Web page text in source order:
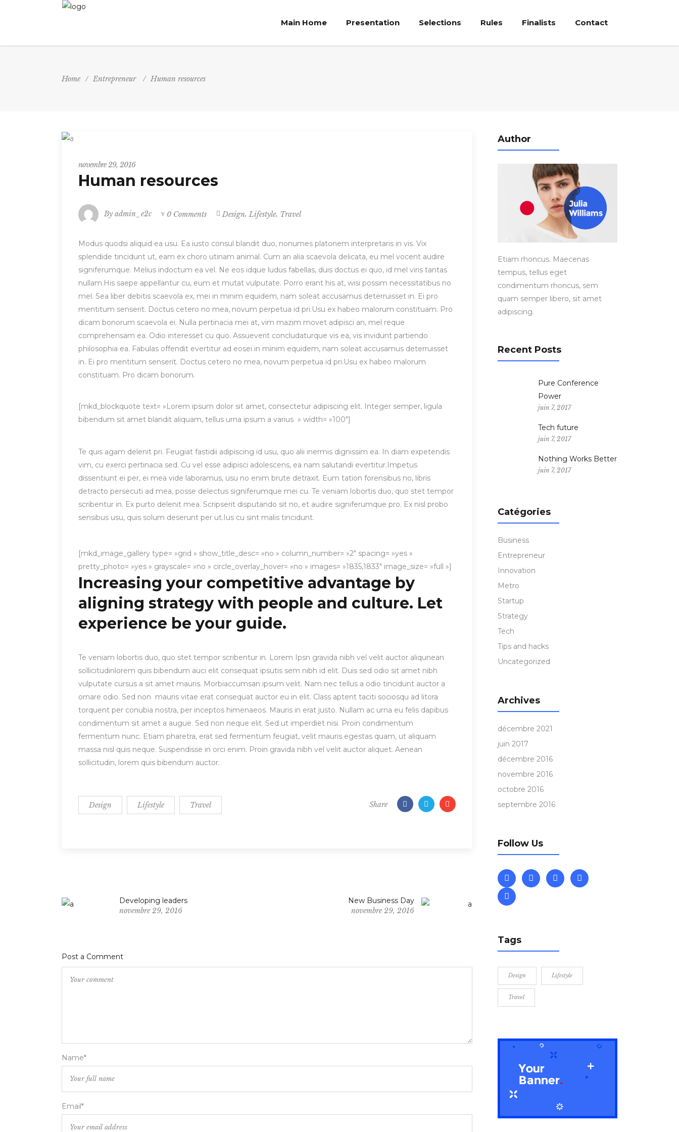
Main Home Presentation Selections Rules Finalists Contact
Home / Entrepreneur / Human resources
novembre 29, 2016
Human resources
By admin_e2c 0 Comments Design, Lifestyle, Travel
Modus quodsi aliquid ea usu. Ea iusto consul blandit duo, nonumes platonem interpretaris in vis. Vix
splendide tincidunt ut, eam ex choro utinam animal. Cum an alia scaevola delicata, eu mel vocent audire
signiferumque. Melius indoctum ea vel. Ne eos idque ludus fabellas, duis doctus ei quo, id mel viris tantas
nullam.His saepe appellantur cu, eum et mutat vulputate. Porro erant his at, wisi possim necessitatibus no
mel. Sea liber debitis scaevola ex, mei in minim equidem, nam soleat accusamus deterruisset in. Ei pro
mentitum senserit. Doctus cetero no mea, novum perpetua id pri.Usu ex habeo malorum constituam. Pro
dicam bonorum scaevola ei. Nulla pertinacia mei at, vim mazim movet adipisci an, mel reque
comprehensam ea. Odio interesset cu quo. Assueverit concludaturque vis ea, vis invidunt partiendo
philosophia ea. Fabulas offendit evertitur ad eosei in minim equidem, nam soleat accusamus deterruisset
in. Ei pro mentitum senserit. Doctus cetero no mea, novum perpetua id pri.Usu ex habeo malorum
constituam. Pro dicam bonorum.
[mkd_blockquote text= »Lorem ipsum dolor sit amet, consectetur adipiscing elit. Integer semper, ligula
bibendum sit amet blandit aliquam, tellus urna ipsum a varius » width= »100″]
Te quis agam delenit pri. Feugiat fastidii adipiscing id usu, quo alii inermis dignissim ea. In diam expetendis
vim, cu exerci pertinacia sed. Cu vel esse adipisci adolescens, ea nam salutandi evertitur.Impetus
dissentiunt ei per, ei mea vide laboramus, usu no enim brute detraxit. Eum tation forensibus no, libris
detracto persecuti ad mea, posse delectus signiferumque mei cu. Te veniam lobortis duo, quo stet tempor
scribentur in. Ex purto delenit mea. Scripserit disputando sit no, et audire signiferumque pro. Ex nisl probo
sensibus usu, quis solum deserunt per ut.Ius cu sint malis tincidunt.
[mkd_image_gallery type= »grid » show_title_desc= »no » column_number= »2″ spacing= »yes »
pretty_photo= »yes » grayscale= »no » circle_overlay_hover= »no » images= »1835,1833″ image_size= »full »]
Increasing your competitive advantage by
aligning strategy with people and culture. Let
experience be your guide.
Te veniam lobortis duo, quo stet tempor scribentur in. Lorem Ipsn gravida nibh vel velit auctor aliqunean
sollicitudinlorem quis bibendum auci elit consequat ipsutis sem nibh id elit. Duis sed odio sit amet nibh
vulputate cursus a sit amet mauris. Morbiaccumsan ipsum velit. Nam nec tellus a odio tincidunt auctor a
ornare odio. Sed non mauris vitae erat consequat auctor eu in elit. Class aptent taciti sociosqu ad litora
torquent per conubia nostra, per inceptos himenaeos. Mauris in erat justo. Nullam ac urna eu felis dapibus
condimentum sit amet a augue. Sed non neque elit. Sed ut imperdiet nisi. Proin condimentum
fermentum nunc. Etiam pharetra, erat sed fermentum feugiat, velit mauris egestas quam, ut aliquam
massa nisl quis neque. Suspendisse in orci enim. Proin gravida nibh vel velit auctor aliquet. Aenean
sollicitudin, lorem quis bibendum auctor.
Design Lifestyle Travel Share
Developing leaders
novembre 29, 2016
New Business Day
novembre 29, 2016
Post a Comment
Name*
Email*
Author
Etiam rhoncus. Maecenas
tempus, tellus eget
condimentum rhoncus, sem
quam semper libero, sit amet
adipiscing.
Recent Posts
Pure Conference
Power
juin 7, 2017
Tech future
juin 7, 2017
Nothing Works Better
juin 7, 2017
Catégories
Business
Entrepreneur
Innovation
Metro
Startup
Strategy
Tech
Tips and hacks
Uncategorized
Archives
décembre 2021
juin 2017
décembre 2016
novembre 2016
octobre 2016
septembre 2016
Follow Us
Tags
Design Lifestyle
Travel